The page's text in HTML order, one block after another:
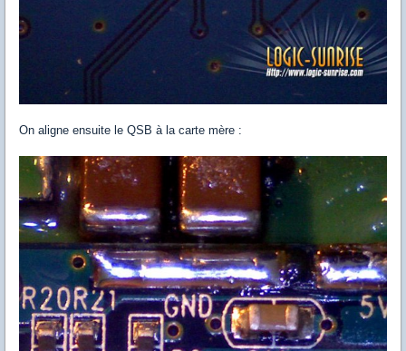
On aligne ensuite le QSB à la carte mère :